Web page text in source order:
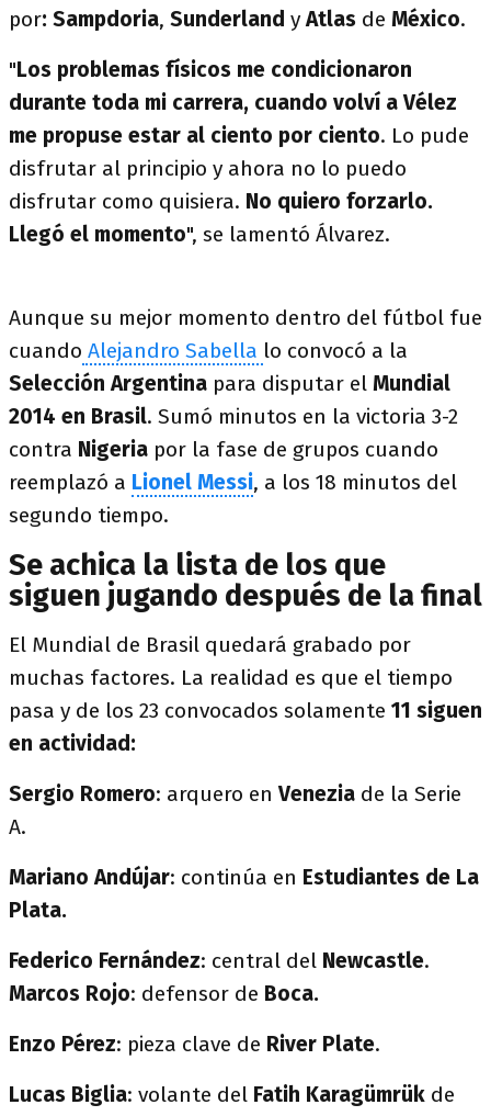
por: Sampdoria, Sunderland yAtlas de México.
"Los problemas físicos me condicionaron
durante toda mi carrera, cuando volví a Vélez
me propuse estar al ciento por ciento. Lo pude
disfrutar al principio y ahora no lo puedo
disfrutar como quisiera. No quiero forzarlo.
Llegó el momento", se lamentó Álvarez.
Aunque su mejor momento dentro del fútbol fue
cuando Alejandro Sabella lo convocó a la
Selección Argentina para disputar el Mundial
2014 en Brasil. Sumó minutos en la victoria 3-2
contra Nigeria por la fase de grupos cuando
reemplazó a Lionel Messi, a los 18 minutos del
segundo tiempo.
Se achica la lista de los que
siguen jugando después de la final
El Mundial de Brasil quedará grabado por
muchas factores. La realidad es que el tiempo
pasa y de los 23 convocados solamente 11 siguen
en actividad:
Sergio Romero: arquero enVenezia de la Serie
A.
Mariano Andújar: continúa en Estudiantes de La
Plata.
Federico Fernández: central del Newcastle.
Marcos Rojo: defensor de Boca.
Enzo Pérez: pieza clave de River Plate.
Lucas Biglia: volante del Fatih Karagümrük de